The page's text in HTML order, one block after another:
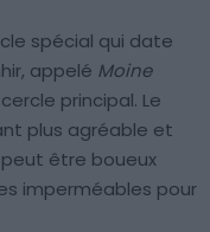
spécial qui date
appelé Moine
principal. Le
plus agréable et
être boueux
imperméables pour